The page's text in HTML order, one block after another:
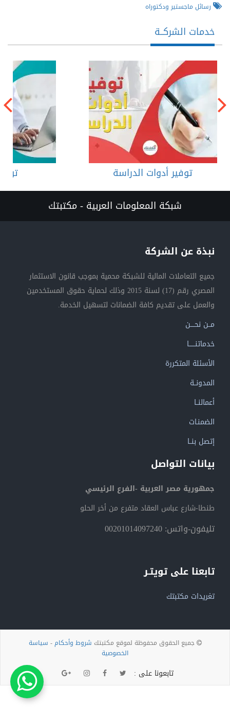
رسائل ماجستير ودكتوراه
خدمات الشركــة
توفير أدوات الدراسة
شبكة المعلومات العربية - مكتبتك
نبذة عن الشركة
جميع التعاملات المالية للشبكة محمية بموجب قانون الاستثمار
المصري رقم (17) لسنة 2015 وذلك لحماية حقوق المستخدمين
والعمل على تقديم كافة الضمانات لتسهيل الخدمة.
مــن نحــــن
خدماتنــــــا
الأسئلة المتكررة
المدونــة
أعمالنــا
الضمنـات
إتصل بنــا
بيانات التواصل
جمهورية مصر العربية -الفرع الرئيسي
طنطا-شارع عباس العقاد متفرع من أخر الحلو
تليفون-واتس: 00201014097240
تابعنا على تويتـر
تغريدات مكتبتك
جميع الحقوق محفوظة لموقع مكتبتك شروط وأحكام- سياسة
الخصوصية
تابعونا على :